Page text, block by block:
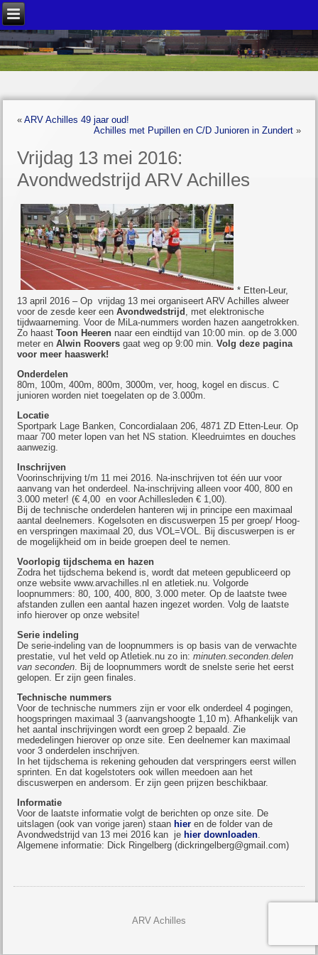
«ARV Achilles 49 jaar oud!
Achilles met Pupillen en C/D Junioren in Zundert»
Vrijdag 13 mei 2016:
Avondwedstrijd ARV Achilles
* Etten-Leur,
13 april 2016 – Op vrijdag 13 mei organiseert ARV Achilles alweer
voor de zesde keer eenAvondwedstrijd , met elektronische
tijdwaarneming. Voor de MiLa-nummers worden hazen aangetrokken.
Zo haastToon Heeren naar een eindtijd van 10:00 min. op de 3.000
meter enAlwin Roovers gaat weg op 9:00 min.Volg deze pagina
voor meer haaswerk!
Onderdelen
80m, 100m, 400m, 800m, 3000m, ver, hoog, kogel en discus. C
junioren worden niet toegelaten op de 3.000m.
Locatie
Sportpark Lage Banken, Concordialaan 206, 4871 ZD Etten-Leur. Op
maar 700 meter lopen van het NS station. Kleedruimtes en douches
aanwezig.
Inschrijven
Voorinschrijving t/m 11 mei 2016. Na-inschrijven tot één uur voor
aanvang van het onderdeel. Na-inschrijving alleen voor 400, 800 en
3.000 meter! (€ 4,00 en voor Achillesleden € 1,00).
Bij de technische onderdelen hanteren wij in principe een maximaal
aantal deelnemers. Kogelsoten en discuswerpen 15 per groep/ Hoog-
en verspringen maximaal 20, dus VOL=VOL. Bij discuswerpen is er
de mogelijkheid om in beide groepen deel te nemen.
Voorlopig tijdschema en hazen
Zodra het tijdschema bekend is, wordt dat meteen gepubliceerd op
onze website www.arvachilles.nl en atletiek.nu. Volgorde
loopnummers: 80, 100, 400, 800, 3.000 meter. Op de laatste twee
afstanden zullen een aantal hazen ingezet worden. Volg de laatste
info hierover op onze website!
Serie indeling
De serie-indeling van de loopnummers is op basis van de verwachte
prestatie, vul het veld op Atletiek.nu zo in:minuten.seconden.delen
van seconden. Bij de loopnummers wordt de snelste serie het eerst
gelopen. Er zijn geen finales.
Technische nummers
Voor de technische nummers zijn er voor elk onderdeel 4 pogingen,
hoogspringen maximaal 3 (aanvangshoogte 1,10 m). Afhankelijk van
het aantal inschrijvingen wordt een groep 2 bepaald. Zie
mededelingen hierover op onze site. Een deelnemer kan maximaal
voor 3 onderdelen inschrijven.
In het tijdschema is rekening gehouden dat verspringers eerst willen
sprinten. En dat kogelstoters ook willen meedoen aan het
discuswerpen en andersom. Er zijn geen prijzen beschikbaar.
Informatie
Voor de laatste informatie volgt de berichten op onze site. De
uitslagen (ook van vorige jaren) staan hier en de folder van de
Avondwedstrijd van 13 mei 2016 kan je hier downloaden.
Algemene informatie: Dick Ringelberg (dickringelberg@gmail.com)
ARV Achilles